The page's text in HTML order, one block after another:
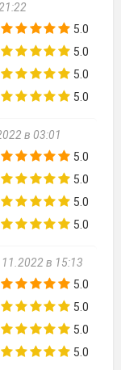
5.0
5.0
5.0
5.0
в 03:01
5.0
5.0
5.0
5.0
в 15:13
5.0
5.0
5.0
5.0